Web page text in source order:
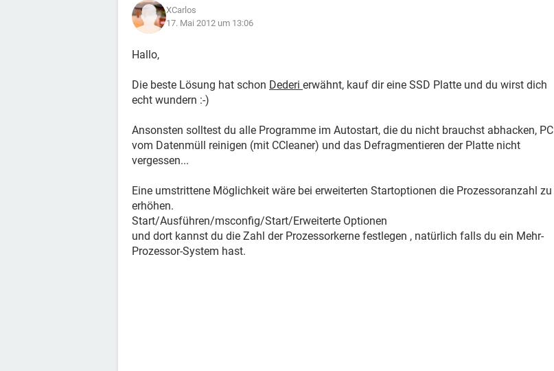
XCarlos
17. Mai 2012 um 13:06
Hallo,
Die beste Lösung hat schon Dederi erwähnt, kauf dir eine SSD Platte und du wirst dich
echt wundern :-)
Ansonsten solltest du alle Programme im Autostart, die du nicht brauchst abhacken, PC
vom Datenmüll reinigen (mit CCleaner) und das Defragmentieren der Platte nicht
vergessen...
Eine umstrittene Möglichkeit wäre bei erweiterten Startoptionen die Prozessoranzahl zu
erhöhen.
Start/Ausführen/msconfig/Start/Erweiterte Optionen
und dort kannst du die Zahl der Prozessorkerne festlegen , natürlich falls du ein Mehr-
Prozessor-System hast.